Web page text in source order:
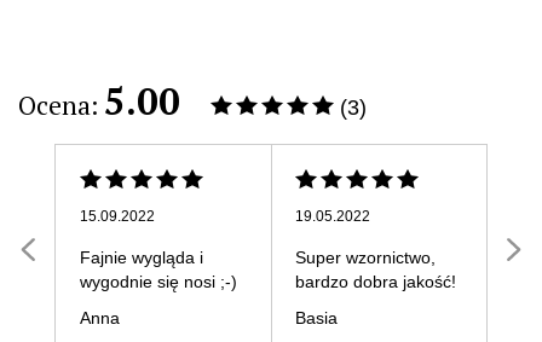
Ocena: 5.00 (3)
15.09.2022
Fajnie wygląda i
wygodnie się nosi ;-)
Anna
19.05.2022
Super wzornictwo,
bardzo dobra jakość!
Basia